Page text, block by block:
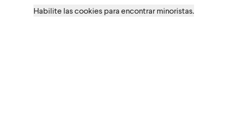
Habilite las cookies para encontrar minoristas.